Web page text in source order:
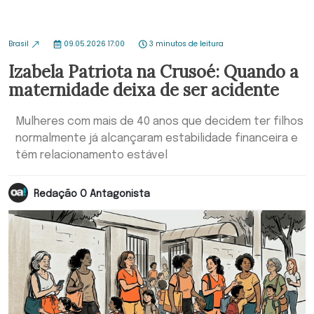
Brasil 09.05.2026 17:00 3 minutos de leitura
Izabela Patriota na Crusoé: Quando a
maternidade deixa de ser acidente
Mulheres com mais de 40 anos que decidem ter filhos
normalmente já alcançaram estabilidade financeira e
têm relacionamento estável
Redação O Antagonista